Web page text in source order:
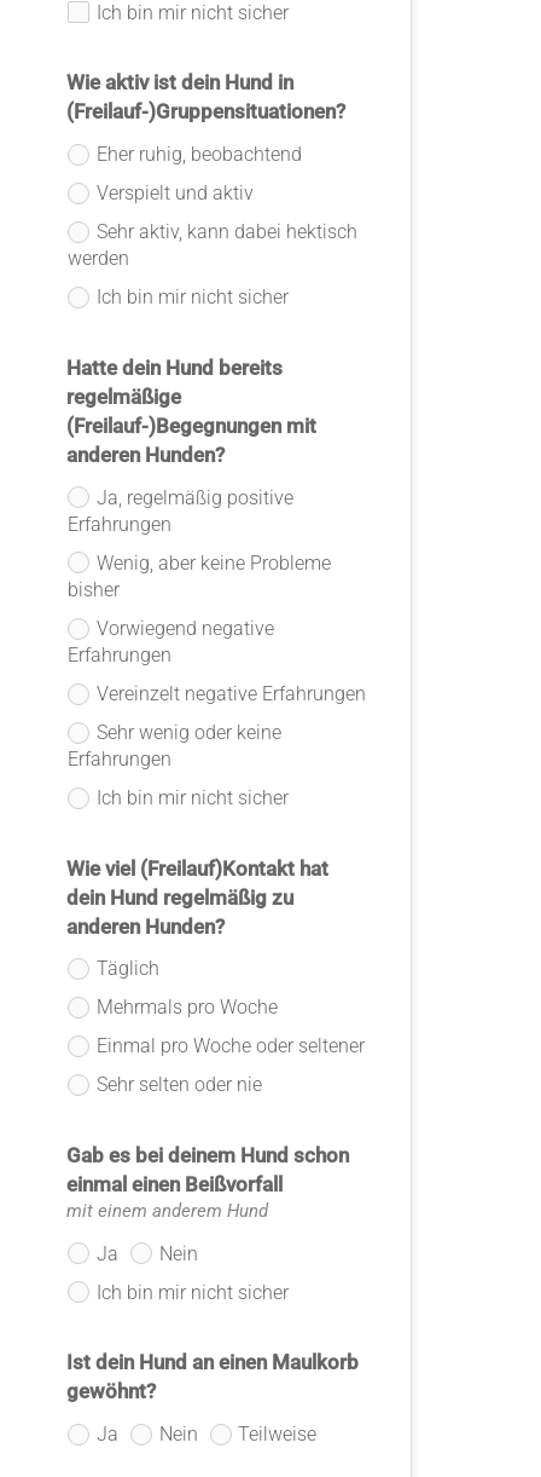
Ich bin mir nicht sicher
Wie aktiv ist dein Hund in
(Freilauf-)Gruppensituationen?
Eher ruhig, beobachtend
Verspielt und aktiv
Sehr aktiv, kann dabei hektisch
werden
Ich bin mir nicht sicher
Hatte dein Hund bereits
regelmäßige
(Freilauf-)Begegnungen mit
anderen Hunden?
Ja, regelmäßig positive
Erfahrungen
Wenig, aber keine Probleme
bisher
Vorwiegend negative
Erfahrungen
Vereinzelt negative Erfahrungen
Sehr wenig oder keine
Erfahrungen
Ich bin mir nicht sicher
Wie viel (Freilauf)Kontakt hat
dein Hund regelmäßig zu
anderen Hunden?
Täglich
Mehrmals pro Woche
Einmal pro Woche oder seltener
Sehr selten oder nie
Gab es bei deinem Hund schon
einmal einen Beißvorfall
mit einem anderem Hund
Ja
Nein
Ich bin mir nicht sicher
Ist dein Hund an einen Maulkorb
gewöhnt?
Ja Nein Teilweise